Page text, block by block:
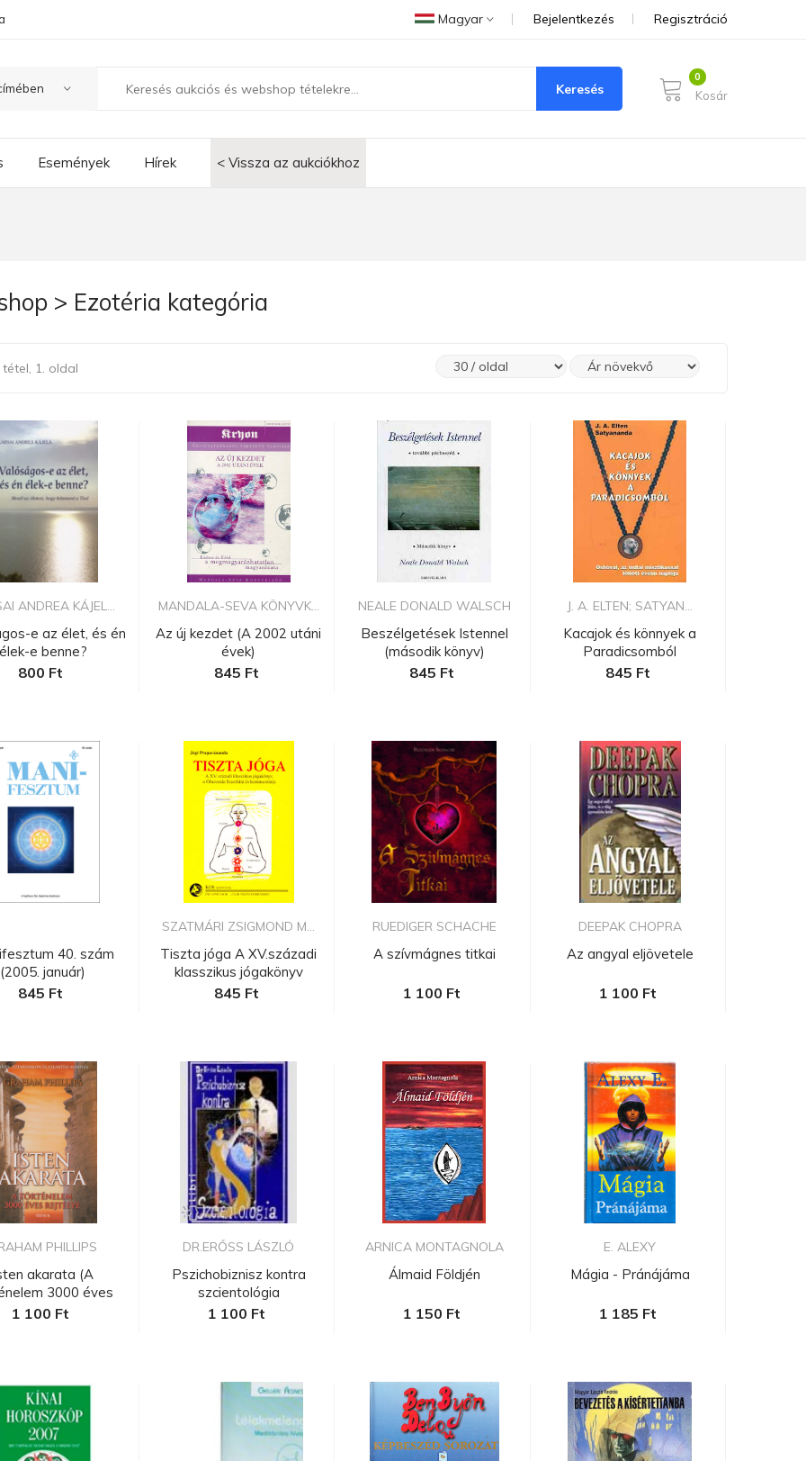
Magyar Bejelentkezés Regisztráció
Keresés Kosár
Események Hírek < Vissza az aukciókhoz
> Ezotéria kategória
tétel, 1. oldal
ANDREA KÁJEL...
e az élet, és én
e benne?
800 Ft
MANDALA-SEVA KÖNYVK...
Az új kezdet (A 2002 utáni
évek)
845 Ft
NEALE DONALD WALSCH
Beszélgetések Istennel
(második könyv)
845 Ft
J. A. ELTEN; SATYAN...
Kacajok és könnyek a
Paradicsomból
845 Ft
40. szám
(2005. január)
845 Ft
SZATMÁRI ZSIGMOND M...
Tiszta jóga A XV.századi
klasszikus jógakönyv
845 Ft
RUEDIGER SCHACHE
A szívmágnes titkai
1 100 Ft
DEEPAK CHOPRA
Az angyal eljövetele
1 100 Ft
PHILLIPS
akarata (A
3000 éves
rejtélye)...
1 100 Ft
DR.ERŐSS LÁSZLÓ
Pszichobiznisz kontra
szcientológia
1 100 Ft
ARNICA MONTAGNOLA
Álmaid Földjén
1 150 Ft
E. ALEXY
Mágia - Pránájáma
1 185 Ft